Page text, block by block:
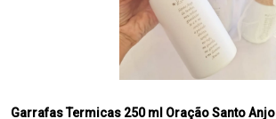
Garrafas Termicas 250 ml Oração Santo Anjo